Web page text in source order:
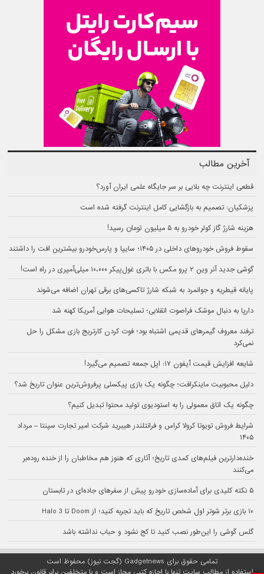
آخرین مطالب
قطعی اینترنت چه بلایی بر سر جایگاه علمی ایران آورد؟
پزشکیان: تصمیم به بازگشایی کامل اینترنت گرفته شده است
هزینه شارژ گاز کولر خودرو به ۵ میلیون تومان رسید!
سقوط فروش خودروهای داخلی در ۱۴۰۵؛ سایپا و پارس‌خودرو بیشترین افت را داشتند
گوشی جدید آنر وین ۲ پرو مکس با باتری غول‌پیکر ۱۰،۰۰۰ میلی‌آمپری در راه است!
پایانه قیطریه و جوانمرد به شبکه شارژ تاکسی‌های برقی تهران اضافه می‌شوند
دارپا به دنبال موشک فراصوت انقلابی؛ تسلیحات هوایی آمریکا کهنه شد
ترفند معروف گیمرهای قدیمی اشتباه بود؛ فوت کردن کارتریج بازی مشکل را حل
نمی‌کرد
شایعه افزایش قیمت آیفون ۱۷: اپل جمعه تصمیم می‌گیرد!
دلیل محبوبیت ماینکرافت؛ چگونه یک بازی پیکسلی پرفروش‌ترین عنوان تاریخ شد؟
چگونه یک اتاق معمولی را به استودیوی تولید محتوا تبدیل کنیم؟
شرایط فروش تویوتا کرولا کراس و فرانتلندر هیبرید شرکت امیر تجارت سپنتا – مرداد
۱۴۰۵
خنده‌دارترین فیلم‌های کمدی تاریخ؛ آثاری که هنوز هم مخاطبان را از خنده روده‌بر
می‌کنند
۵ نکته کلیدی برای آماده‌سازی خودرو پیش از سفرهای جاده‌ای در تابستان
۱۰ بازی برتر شوتر اول شخص تاریخ که باید تجربه کنید؛ از Doom تا Halo 3
گلس گوشی را این‌طور نصب کنید تا کج نشود و حباب نداشته باشد
تمامی حقوق برای Gadgetnews (گجت نیوز) محفوظ است